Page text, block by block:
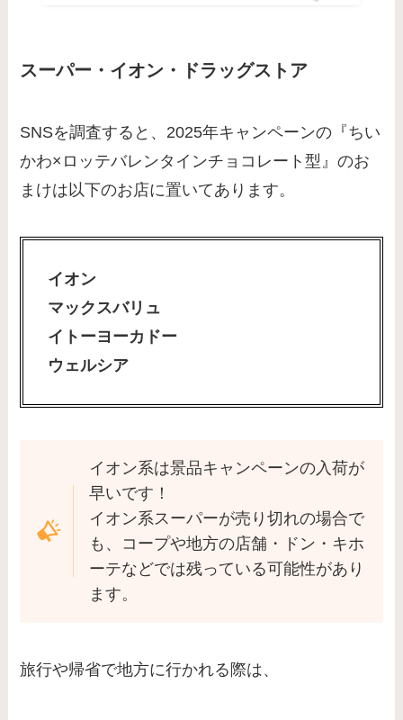
スーパー・イオン・ドラッグストア
SNSを調査すると、2025年キャンペーンの『ちい
かわ×ロッテバレンタインチョコレート型』のお
まけは以下のお店に置いてあります。
イオン
マックスバリュ
イトーヨーカドー
ウェルシア
イオン系は景品キャンペーンの入荷が
早いです！
イオン系スーパーが売り切れの場合で
も、コープや地方の店舗・ドン・キホ
ーテなどでは残っている可能性があり
ます。
旅行や帰省で地方に行かれる際は、